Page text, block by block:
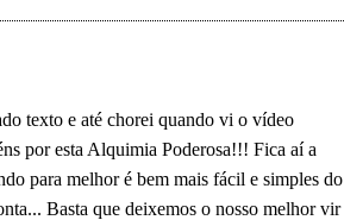
texto e até chorei quando vi o vídeo
por esta Alquimia Poderosa!!! Fica aí a
para melhor é bem mais fácil e simples do
Basta que deixemos o nosso melhor vir